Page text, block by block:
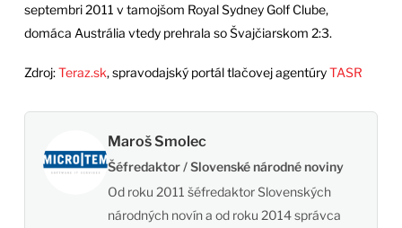
septembri 2011 v tamojšom Royal Sydney Golf Clube,
domáca Austrália vtedy prehrala so Švajčiarskom 2:3.
Zdroj:Teraz.sk, spravodajský portál tlačovej agentúryTASR
Maroš Smolec
Šéfredaktor / Slovenské národné noviny
Od roku 2011 šéfredaktor Slovenských
národných novín a od roku 2014 správca